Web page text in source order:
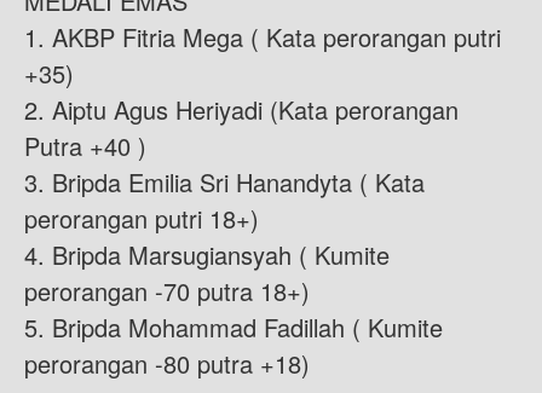
1. AKBP Fitria Mega ( Kata perorangan putri
+35)
2. Aiptu Agus Heriyadi (Kata perorangan
Putra +40 )
3. Bripda Emilia Sri Hanandyta ( Kata
perorangan putri 18+)
4. Bripda Marsugiansyah ( Kumite
perorangan -70 putra 18+)
5. Bripda Mohammad Fadillah ( Kumite
perorangan -80 putra +18)